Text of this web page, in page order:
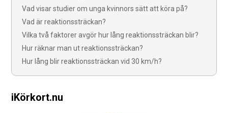
Vad visar studier om unga kvinnors sätt att köra på?
Vad är reaktionssträckan?
Vilka två faktorer avgör hur lång reaktionssträckan blir?
Hur räknar man ut reaktionssträckan?
Hur lång blir reaktionssträckan vid 30 km/h?
iKörkort.nu